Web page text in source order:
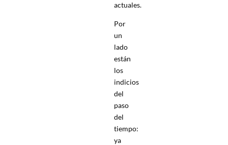
actuales.
Por
un
lado
están
los
indicios
del
paso
del
tiempo:
ya